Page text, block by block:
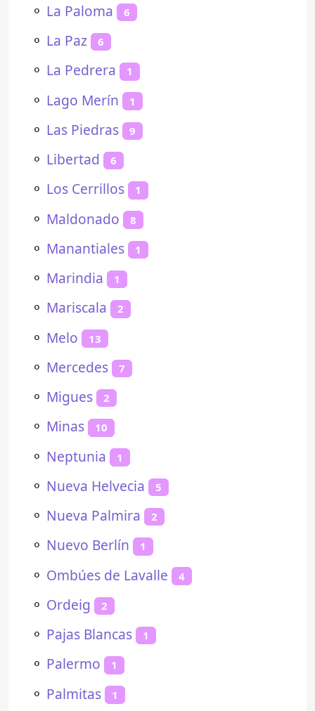
⚬ La Paloma 6
⚬ La Paz 6
⚬ La Pedrera 1
⚬ Lago Merín 1
⚬ Las Piedras 9
⚬ Libertad 6
⚬ Los Cerrillos 1
⚬ Maldonado 8
⚬ Manantiales 1
⚬ Marindia 1
⚬ Mariscala 2
⚬ Melo 13
⚬ Mercedes 7
⚬ Migues 2
⚬ Minas 10
⚬ Neptunia 1
⚬ Nueva Helvecia 5
⚬ Nueva Palmira 2
⚬ Nuevo Berlín 1
⚬ Ombúes de Lavalle 4
⚬ Ordeig 2
⚬ Pajas Blancas 1
⚬ Palermo 1
⚬ Palmitas 1